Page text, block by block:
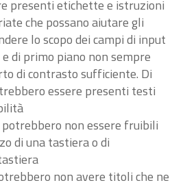
presenti etichette e istruzioni
che possano aiutare gli
lo scopo dei campi di input
di primo piano non sempre
di contrasto sufficiente. Di
essere presenti testi
non essere fruibili
di una tastiera o di
non avere titoli che ne